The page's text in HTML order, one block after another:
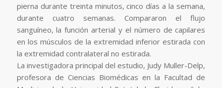
pierna durante treinta minutos, cinco días a la semana,
durante cuatro semanas. Compararon el flujo
sanguíneo, la función arterial y el número de capilares
en los músculos de la extremidad inferior estirada con
la extremidad contralateral no estirada.
La investigadora principal del estudio, Judy Muller-Delp,
profesora de Ciencias Biomédicas en la Facultad de